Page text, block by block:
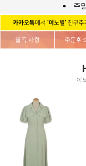
주
필독 사항 주문취
이